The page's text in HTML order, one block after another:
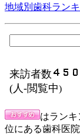
地域別歯科ラン
来訪者数
(人-閲覧中)
はラン
位にある歯科医院